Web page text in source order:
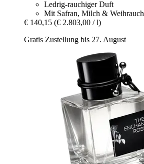
Ledrig-rauchiger Duft
Mit Safran, Milch & Weihrauch
€ 140,15 (€ 2.803,00 / l)
Gratis Zustellung bis 27. August